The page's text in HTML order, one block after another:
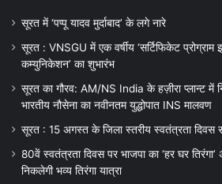
सूरत में ‘पप्पू यादव मुर्दाबाद’ के लगे नारे
सूरत : VNSGU में एक वर्षीय ‘सर्टिफिकेट प्रोग्राम
कम्युनिकेशन’ का शुभारंभ
सूरत का गौरव: AM/NS India के हज़ीरा प्लान्ट में
भारतीय नौसेना का नवीनतम युद्धोपात INS मालवण
सूरत : 15 अगस्त के जिला स्तरीय स्वतंत्रता दिवस
80वें स्वतंत्रता दिवस पर भाजपा का ‘हर घर
निकलेगी भव्य तिरंगा यात्रा